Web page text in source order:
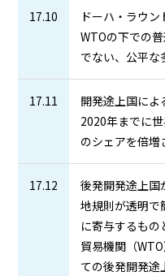
17.10
ドーハ・ラウ
WTOの下での
でない、公平な
17.11
開発途上国によ
2020年までに
のシェアを倍増
17.12
後発開発途上国
地規則が透明で
に寄与するも
貿易機関（
ての後発開発